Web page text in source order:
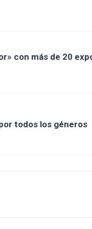
con más de 20
todos los géneros